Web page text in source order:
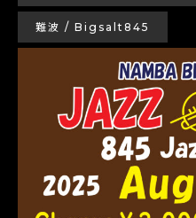
難波 / Bigsalt845